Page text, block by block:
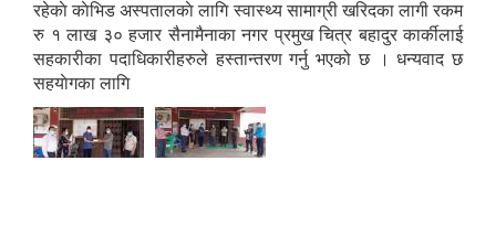
रहेकाे काेभिड अस्पतालकाे लागि स्वास्थ्य सामाग्री खरिदका लागी रकम
रु १ लाख ३० हजार सैनामैनाका नगर प्रमुख चित्र बहादुर कार्कीलाई
सहकारीका पदाधिकारीहरुले हस्तान्तरण गर्नु भएको छ । धन्यवाद छ
सहयाेगका लागि